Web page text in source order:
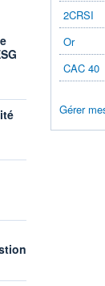
2CRSI
Or
CAC 40
Gérer